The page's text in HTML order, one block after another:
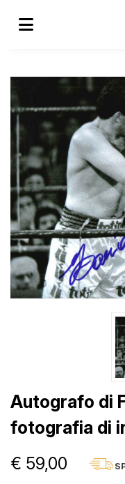
Autografo di
fotografia di
€ 59,00